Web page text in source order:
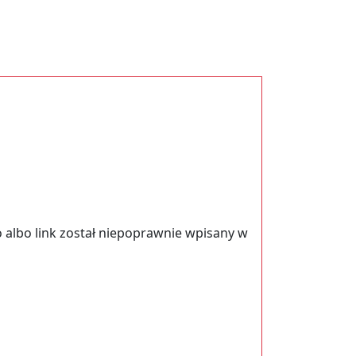
link został niepoprawnie wpisany w